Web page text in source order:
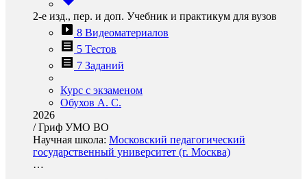
2-е изд., пер. и доп. Учебник и практикум для вузов
8 Видеоматериалов
5 Тестов
7 Заданий
Курс с экзаменом
Обухов А. С.
2026
/Гриф УМО ВО
Научная школа: Московский педагогический
государственный университет (г. Москва)
…